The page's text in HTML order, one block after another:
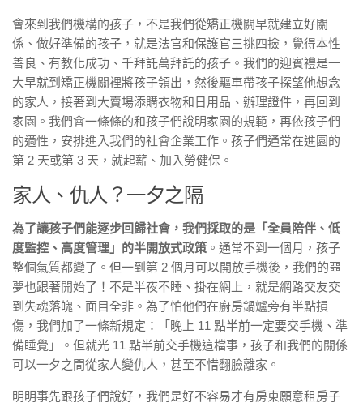
會來到我們機構的孩子，不是我們從矯正機關早就建立好關
係、做好準備的孩子，就是法官和保護官三挑四撿，覺得本性
善良、有教化成功、千拜託萬拜託的孩子。我們的迎賓禮是一
大早就到矯正機關裡將孩子領出，然後驅車帶孩子探望他想念
的家人，接著到大賣場添購衣物和日用品、辦理證件，再回到
家園。我們會一條條的和孩子們說明家園的規範，再依孩子們
的適性，安排進入我們的社會企業工作。孩子們通常在進園的
第 2 天或第 3 天，就起薪、加入勞健保。
家人、仇人？一夕之隔
為了讓孩子們能逐步回歸社會，我們採取的是「全員陪伴、低
度監控、高度管理」的半開放式政策 。通常不到一個月，孩子
整個氣質都變了。但一到第 2 個月可以開放手機後，我們的噩
夢也跟著開始了！不是半夜不睡、掛在網上，就是網路交友交
到失魂落魄、面目全非。為了怕他們在廚房鍋爐旁有半點損
傷，我們加了一條新規定：「晚上 11 點半前一定要交手機、準
備睡覺」。但就光 11 點半前交手機這檔事，孩子和我們的關係
可以一夕之間從家人變仇人，甚至不惜翻臉離家。
明明事先跟孩子們說好，我們是好不容易才有房東願意租房子